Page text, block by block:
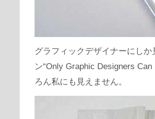
グラフィックデザイナーにし
ン“Only Graphic Designers
ろん私にも見えません。